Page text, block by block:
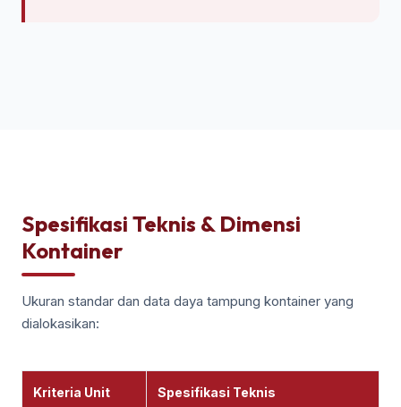
Spesifikasi Teknis & Dimensi
Kontainer
Ukuran standar dan data daya tampung kontainer yang
dialokasikan:
Kriteria Unit Spesifikasi Teknis